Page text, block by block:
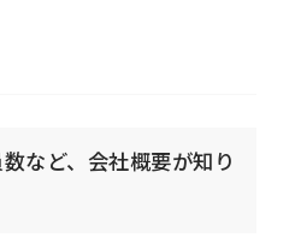
など、会社概要が知り